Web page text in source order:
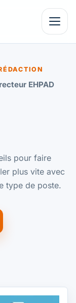
EHPAD
pour faire
plus vite avec
type de poste.